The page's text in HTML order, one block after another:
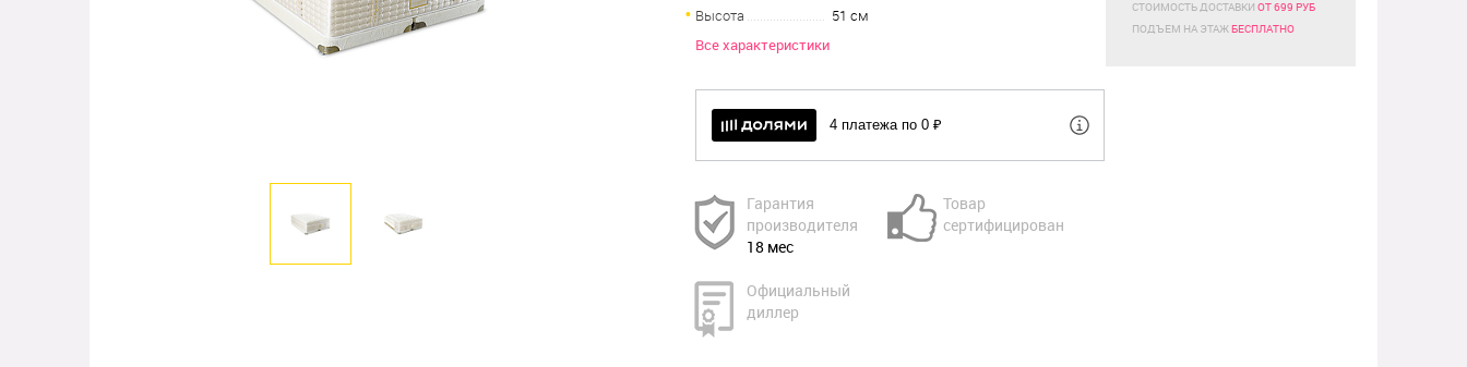
Высота
51 см
Все характеристики
4 платежа по 0 ₽
Гарантия
производителя
18 мес
Товар
сертифицирован
Официальный
диллер
СТОИМОСТЬ ДОСТАВКИ ОТ 699 РУБ
ПОДЪЕМ НА ЭТАЖБЕСПЛАТНО